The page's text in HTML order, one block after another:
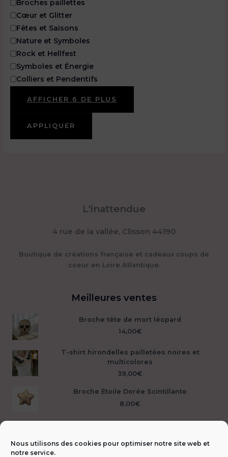
Nous utilisons des cookies pour optimiser notre site web et
notre service.
Broches paillettes
Cœur et Glitter
Fêtes et Saisons
Nature et Symboles
Rock et Hellfest
Symboles et Énergie
Colliers et Pendentifs
AFFICHER 6 DE PLUS
APPLIQUER
L'inattendue
4 rue de la vallée, Clisson 44190
Boutique de créations française et cadeaux coups de
coeur en Loire Atlantique.
Meilleures ventes
Broche tête de mort léopard
14,00€
T-shirt hirondelles pailletées noires et
multicolores
39,00€
Broche Étoile Dorée Scintillante
8,00€